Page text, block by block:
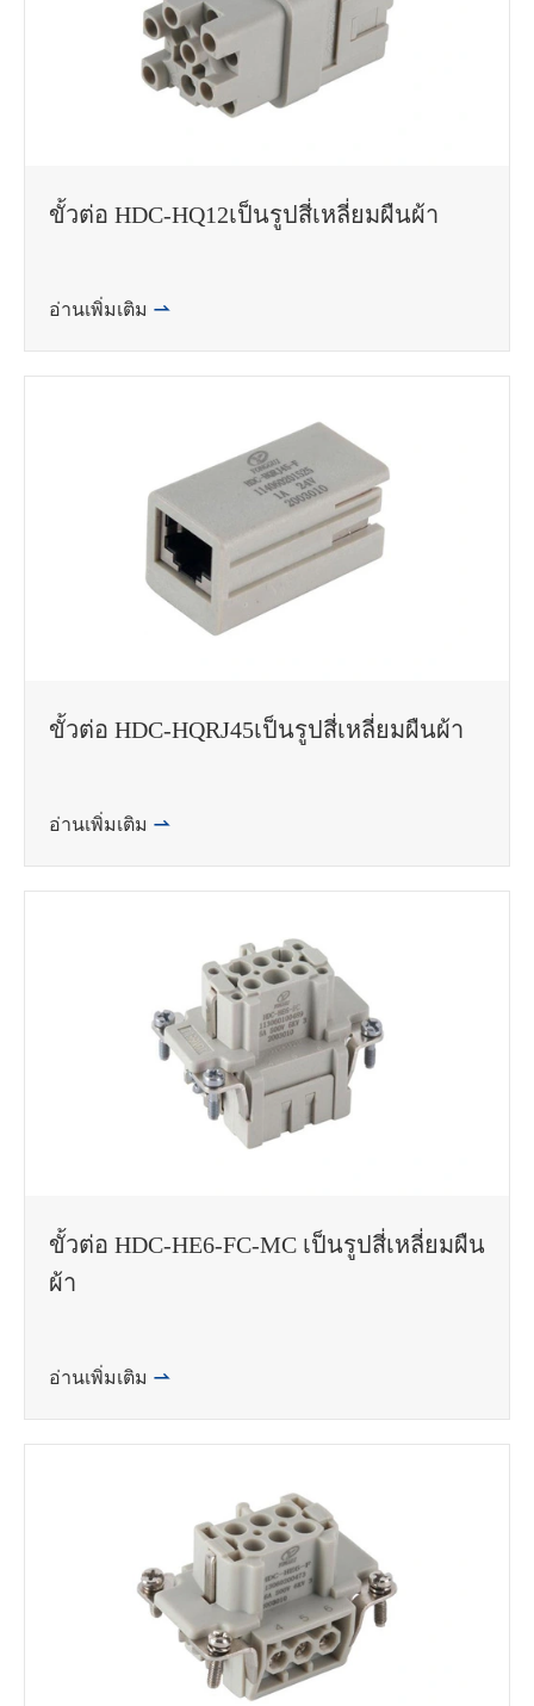
ขั้วต่อ HDC-HQ12เป็นรูปสี่เหลี่ยมผืนผ้า
อ่านเพิ่มเติม 
ขั้วต่อ HDC-HQRJ45เป็นรูปสี่เหลี่ยมผืนผ้า
อ่านเพิ่มเติม 
ขั้วต่อ HDC-HE6-FC-MC เป็นรูปสี่เหลี่ยมผืน
ผ้า
อ่านเพิ่มเติม 